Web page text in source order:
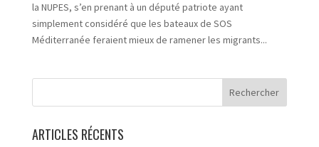
la NUPES, s’en prenant à un député patriote ayant
simplement considéré que les bateaux de SOS
Méditerranée feraient mieux de ramener les migrants...
ARTICLES RÉCENTS